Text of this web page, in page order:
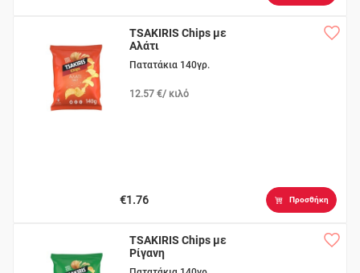
TSAKIRIS Chips με
Αλάτι
Πατατάκια 140γρ.
12.57 €/ κιλό
€1.76 Προσθήκη
TSAKIRIS Chips με
Ρίγανη